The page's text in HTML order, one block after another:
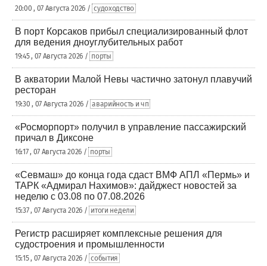
20:00 , 07 Августа 2026 / судоходство
В порт Корсаков прибыл специализированный флот
для ведения дноуглубительных работ
19:45 , 07 Августа 2026 / порты
В акватории Малой Невы частично затонул плавучий
ресторан
19:30 , 07 Августа 2026 / аварийность и чп
«Росморпорт» получил в управление пассажирский
причал в Диксоне
16:17 , 07 Августа 2026 / порты
«Севмаш» до конца года сдаст ВМФ АПЛ «Пермь» и
ТАРК «Адмирал Нахимов»: дайджест новостей за
неделю с 03.08 по 07.08.2026
15:37 , 07 Августа 2026 / итоги недели
Регистр расширяет комплексные решения для
судостроения и промышленности
15:15 , 07 Августа 2026 / события